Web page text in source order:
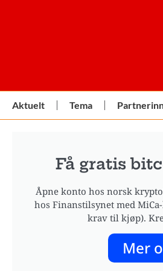
Aktuelt Tema
Få gratis
Åpne konto hos norsk
hos Finanstilsynet med
krav til kjøp).
Mer